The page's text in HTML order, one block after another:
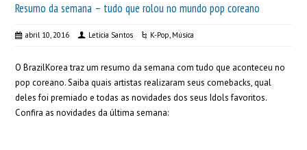
Resumo da semana – tudo que rolou no mundo pop coreano
abril 10, 2016 Leticia Santos K-Pop, Música
O BrazilKorea traz um resumo da semana com tudo que aconteceu no
pop coreano. Saiba quais artistas realizaram seus comebacks, qual
deles foi premiado e todas as novidades dos seus Idols favoritos.
Confira as novidades da última semana: